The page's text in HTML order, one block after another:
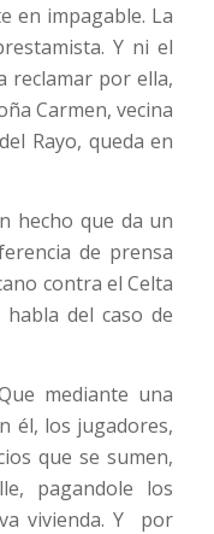
en impagable. La
Y ni el
reclamar por ella,
Carmen, vecina
Rayo, queda en
hecho que da un
de prensa
contra el Celta
del caso de
mediante una
él, los jugadores,
que se sumen,
pagandole los
vivienda. Y por